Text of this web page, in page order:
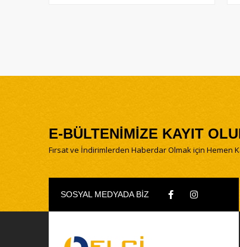
E-BÜLTENİMİZE KAYIT
Fırsat ve İndirimlerden Haberdar Olmak için Hemen
SOSYAL MEDYADA BİZ